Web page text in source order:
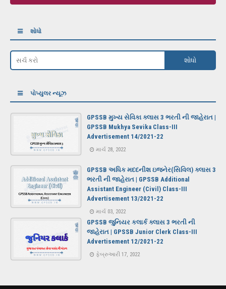
શોધો
પોપ્યુલર ન્યૂઝ
GPSSB મુખ્ય સેવિકા ક્લાસ 3 ભરતી ની જાહેરાત |
GPSSB Mukhya Sevika Class-III
Advertisement 14/2021-22
માર્ચ 28, 2022
GPSSB અધિક મદદનીશ ઇજનેર(સિવિલ) ક્લાસ 3
ભરતી ની જાહેરાત | GPSSB Additional
Assistant Engineer (Civil) Class-III
Advertisement 13/2021-22
માર્ચ 03, 2022
GPSSB જુનિયર કલાર્ક ક્લાસ 3 ભરતી ની
જાહેરાત | GPSSB Junior Clerk Class-III
Advertisement 12/2021-22
ફેબ્રુઆરી 17, 2022